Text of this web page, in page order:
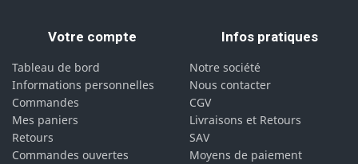
Votre compte
Tableau de bord
Informations personnelles
Commandes
Mes paniers
Retours
Commandes ouvertes
Infos pratiques
Notre société
Nous contacter
CGV
Livraisons et Retours
SAV
Moyens de paiement